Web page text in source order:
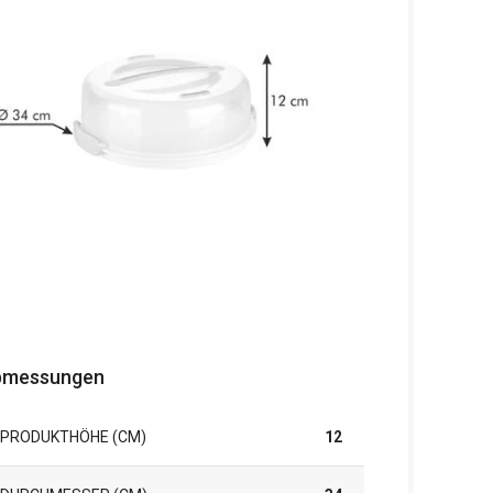
PRODUKTHÖHE (CM) 12